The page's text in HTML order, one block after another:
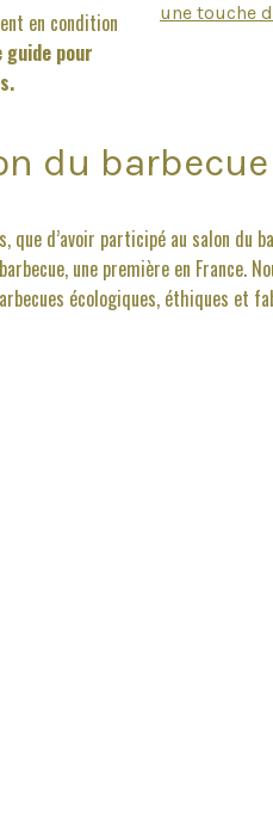
en condition
guide pour
une touche
du barbecue
que d’avoir participé au salon du
une première en France.
écologiques, éthiques et